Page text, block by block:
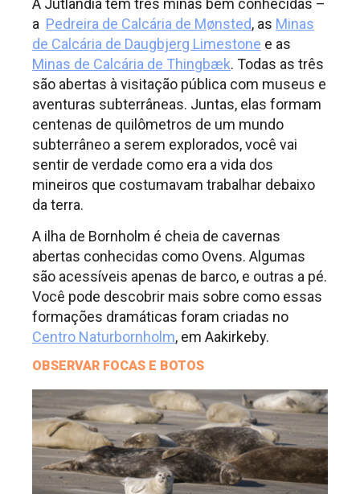
A Jutlândia tem três minas bem conhecidas –
a Pedreira de Calcária de Mønsted, as Minas
de Calcária de Daugbjerg Limestone e as
Minas de Calcária de Thingbæk. Todas as três
são abertas à visitação pública com museus e
aventuras subterrâneas. Juntas, elas formam
centenas de quilômetros de um mundo
subterrâneo a serem explorados, você vai
sentir de verdade como era a vida dos
mineiros que costumavam trabalhar debaixo
da terra.
A ilha de Bornholm é cheia de cavernas
abertas conhecidas como Ovens. Algumas
são acessíveis apenas de barco, e outras a pé.
Você pode descobrir mais sobre como essas
formações dramáticas foram criadas no
Centro Naturbornholm, em Aakirkeby.
OBSERVAR FOCAS E BOTOS